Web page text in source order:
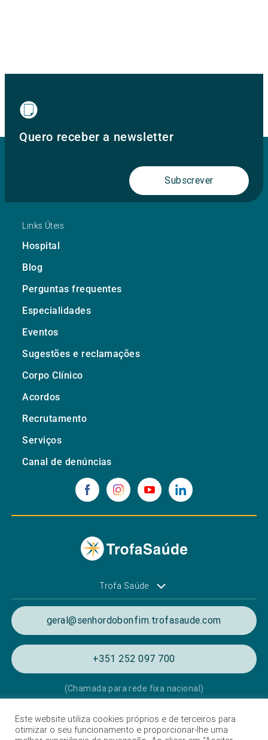
Quero receber a newsletter
Subscrever
Links Úteis
Hospital
Blog
Perguntas frequentes
Especialidades
Eventos
Sugestões e reclamações
Corpo Clínico
Acordos
Recrutamento
Serviços
Canal de denúncias
Trofa Saúde
geral@senhordobonfim.trofasaude.com
+351 252 097 700
(Chamada para rede fixa nacional)
Política de Privacidade e de Cookies
Este website utiliza cookies próprios e de terceiros para
otimizar o seu funcionamento e proporcionar-lhe uma